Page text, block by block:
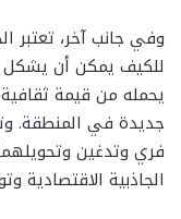
وفي جانب آخر، تعتبر
للكيف يمكن أن يشكل
يحمله من قيمة
جديدة في المنطقة.
فري وتدغين
الجاذبية